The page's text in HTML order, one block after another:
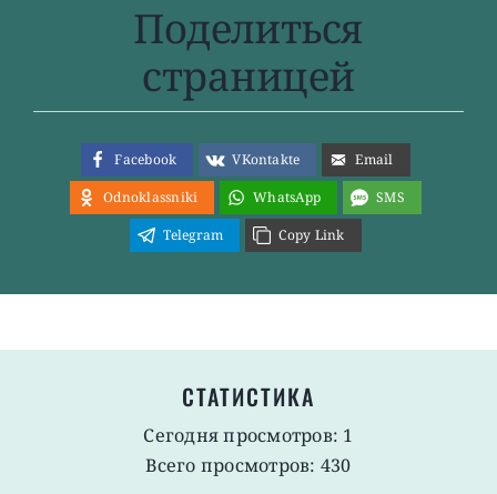
Поделиться
страницей
Facebook VKontakte
Email
Odnoklassniki
WhatsApp
SMS
Telegram
Copy Link
СТАТИСТИКА
Сегодня просмотров: 1
Всего просмотров: 430